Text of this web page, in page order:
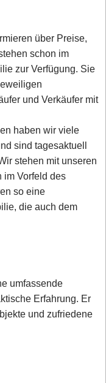
über Preise,
schon im
zur Verfügung. Sie
und Verkäufer mit
haben wir viele
sind tagesaktuell
stehen mit unseren
im Vorfeld des
so eine
die auch dem
umfassende
Erfahrung. Er
und zufriedene